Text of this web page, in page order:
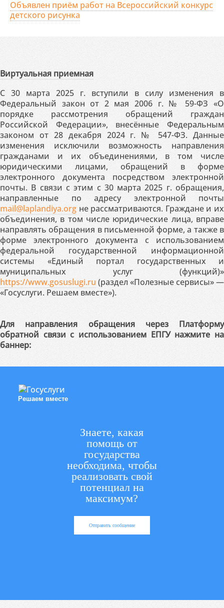
Объявлен приём работ на Всероссийский конкурс
детского рисунка
Виртуальная приемная
С 30 марта 2025 г. вступили в силу изменения в
Федеральный закон от 2 мая 2006 г. № 59-ФЗ «О
порядке рассмотрения обращений граждан
Российской Федерации», внесённые Федеральным
законом от 28 декабря 2024 г. № 547-ФЗ. Данные
изменения исключили возможность направления
гражданами и их объединениями, в том числе
юридическими лицами, обращений в форме
электронного документа посредством электронной
почты. В связи с этим с 30 марта 2025 г. обращения,
направленные по адресу электронной почты
mail@laplandiya.org не рассматриваются. Граждане и их
объединения, в том числе юридические лица, вправе
направлять обращения в письменной форме, а также в
форме электронного документа с использованием
федеральной государственной информационной
системы «Единый портал государственных и
муниципальных услуг (функций)»
https://www.gosuslugi.ru (раздел «Полезные сервисы» —
«Госуслуги. Решаем вместе»).
Для направления обращения через Платформу
обратной связи с использованием ЕПГУ нажмите на
баннер:
Решаем вместе
Знаете, какая
помощь от
государства
необходима, чтобы
реализовать свой
потенциал на
максимум?
Отправить сообщение